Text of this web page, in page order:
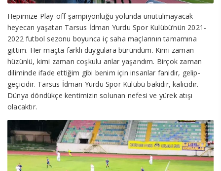
Hepimize Play-off şampiyonluğu yolunda unutulmayacak
heyecan yaşatan Tarsus İdman Yurdu Spor Kulübü’nün 2021-
2022 futbol sezonu boyunca iç saha maçlarının tamamına
gittim. Her maçta farklı duygulara büründüm. Kimi zaman
hüzünlü, kimi zaman coşkulu anlar yaşandım. Birçok zaman
diliminde ifade ettiğim gibi benim için insanlar fanidir, gelip-
geçicidir. Tarsus İdman Yurdu Spor Kulübü bakidir, kalıcıdır.
Dünya döndükçe kentimizin solunan nefesi ve yürek atışı
olacaktır.